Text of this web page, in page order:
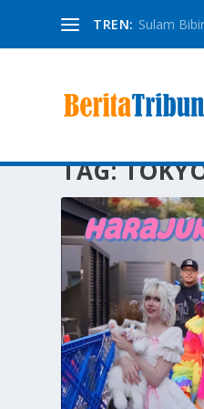
TREN: Sulam
TAG: